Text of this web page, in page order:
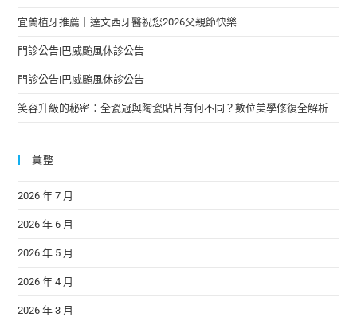
宜蘭植牙推薦｜達文西牙醫祝您2026父親節快樂
門診公告|巴威颱風休診公告
門診公告|巴威颱風休診公告
笑容升級的秘密：全瓷冠與陶瓷貼片有何不同？數位美學修復全解析
彙整
2026 年 7 月
2026 年 6 月
2026 年 5 月
2026 年 4 月
2026 年 3 月